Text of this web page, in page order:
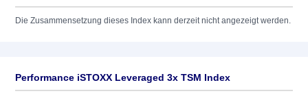
Die Zusammensetzung dieses Index kann derzeit nicht angezeigt werden.
Performance iSTOXX Leveraged 3x TSM Index